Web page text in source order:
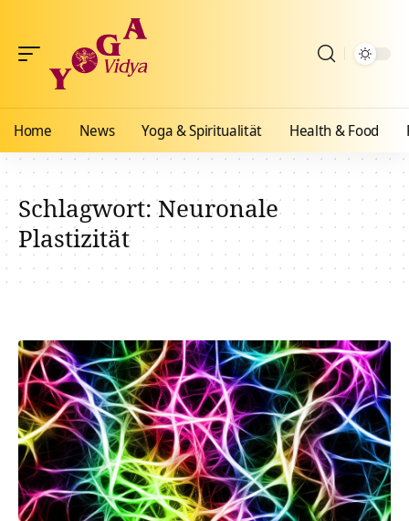
Home News Yoga & Spiritualität Health & Food
Schlagwort:Neuronale
Plastizität